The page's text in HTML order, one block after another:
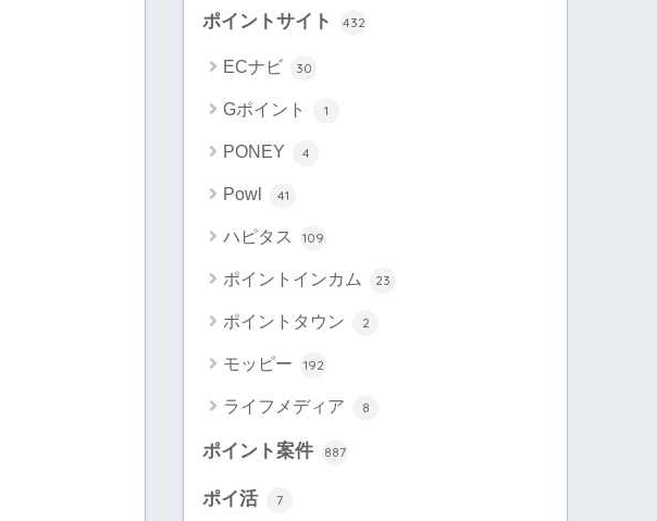
ポイントサイト 432
ECナビ 30
Gポイント 1
PONEY 4
Powl 41
ハピタス 109
ポイントインカム 23
ポイントタウン 2
モッピー 192
ライフメディア 8
ポイント案件 887
ポイ活 7